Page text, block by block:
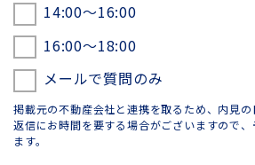
14:00〜16:00
16:00〜18:00
メールで質問のみ
掲載元の不動産会社と連携を取るため、内見の
返信にお時間を要する場合がございますので
ます。